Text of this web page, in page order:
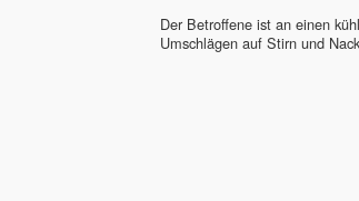
Der Betroffene ist an einen
Umschlägen auf Stirn und